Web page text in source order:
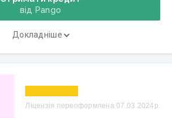
від Pango
Докладніше
Ліцензія переоформлена 07.03.2024р.